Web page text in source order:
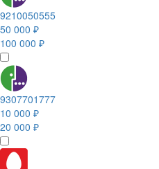
9210050555
50 000 ₽
100 000 ₽
9307701777
10 000 ₽
20 000 ₽